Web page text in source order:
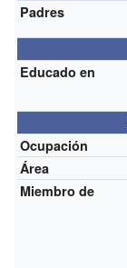
Padres
Educado en
Ocupación
Área
Miembro de